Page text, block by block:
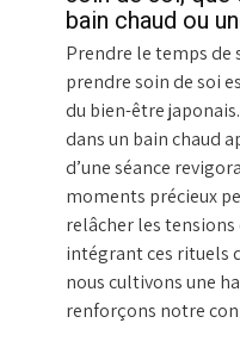
bain chaud ou
Prendre le temps de
prendre soin de soi
du bien-être
dans un bain chaud
d’une séance
moments précieux
relâcher les tensions
intégrant ces rituels
nous cultivons une
renforçons notre